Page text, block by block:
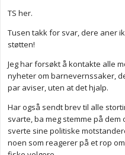
TS her.
Tusen takk for svar, dere aner
støtten!
Jeg har forsøkt å kontakte alle
nyheter om barnevernssaker,
par aviser, uten at det hjalp.
Har også sendt brev til alle
svarte, ba meg stemme på
sverte sine politiske
noen som reagerer på et rop